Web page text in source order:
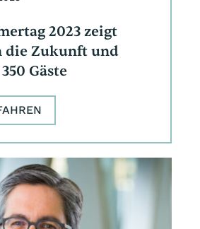
2023 zeigt
die Zukunft und
Gäste